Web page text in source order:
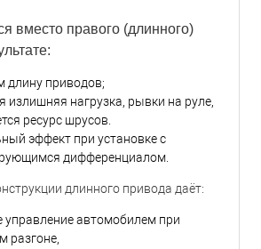
вместо правого (длинного)
длину приводов;
излишняя нагрузка, рывки на руле,
ресурс шрусов.
эффект при установке с
дифференциалом.
длинного привода даёт:
управление автомобилем при
разгоне,